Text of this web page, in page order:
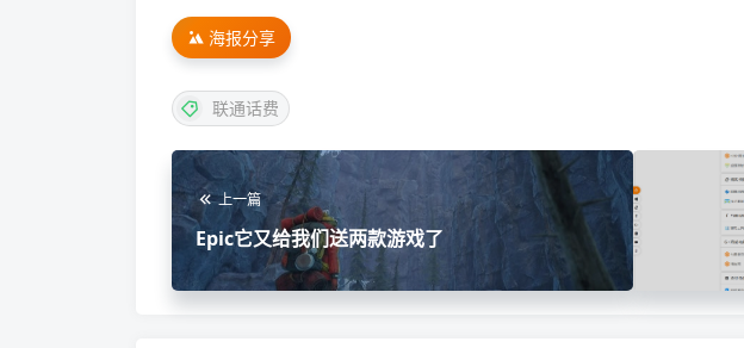
海报分享
联通话费
上一篇
Epic它又给我们送两款游戏了